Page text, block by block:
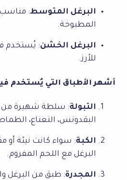
البرغل المتوسط: مناسب
المطبوخة.
البرغل الخشن: يُستخدم
للأرز.
أشهر الأطباق التي يُستخدم
التبولة: سلطة شهيرة من
البقدونس، النعناع،
الكبة: سواء كانت نيئة أو
البرغل مع اللحم المفروم.
المجدرة: طبق من البرغل